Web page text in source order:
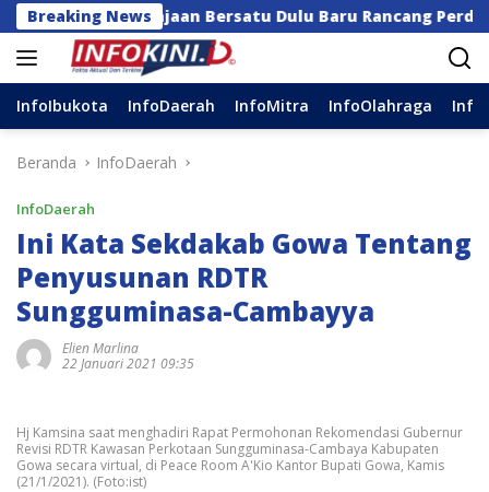
Langsung
ke
konten
Breaking News
Kerajaan Bersatu Dulu Baru Rancang Perda Baru!
InfoIbukota InfoDaerah InfoMitra InfoOlahraga
Beranda InfoDaerah
InfoDaerah
Ini Kata Sekdakab Gowa Tentang
Penyusunan RDTR
Sungguminasa-Cambayya
Elien Marlina
22 Januari 2021 09:35
Hj Kamsina saat menghadiri Rapat Permohonan Rekomendasi Gubernur
Revisi RDTR Kawasan Perkotaan Sungguminasa-Cambaya Kabupaten
Gowa secara virtual, di Peace Room A'Kio Kantor Bupati Gowa, Kamis
(21/1/2021). (Foto:ist)